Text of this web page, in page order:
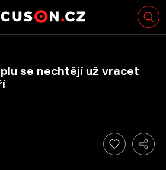
se nechtějí už vracet